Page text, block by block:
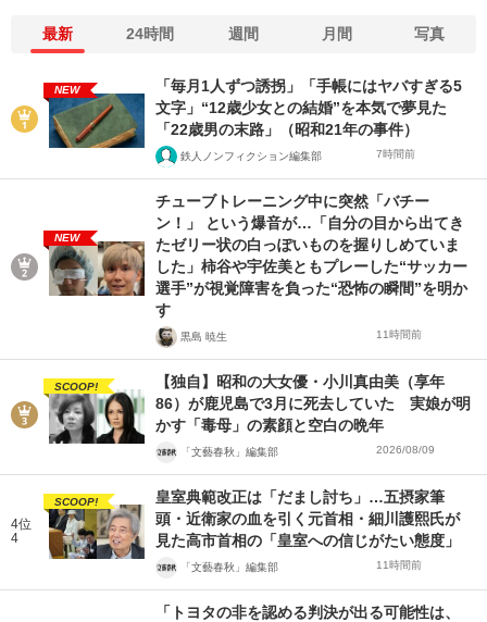
最新 24時間 週間 月間 写真
NEW
「毎月1人ずつ誘拐」「手帳にはヤバすぎる5
文字」“12歳少女との結婚”を本気で夢見た
「22歳男の末路」（昭和21年の事件）
鉄人ノンフィクション編集部 7時間前
NEW
チューブトレーニング中に突然「バチー
ン！」 という爆音が…「自分の目から出てき
たゼリー状の白っぽいものを握りしめていま
した」柿谷や宇佐美ともプレーした“サッカー
選手”が視覚障害を負った“恐怖の瞬間”を明か
す
黒島 暁生 11時間前
SCOOP!
【独自】昭和の大女優・小川真由美（享年
86）が鹿児島で3月に死去していた 実娘が明
かす「毒母」の素顔と空白の晩年
「文藝春秋」編集部 2026/08/09
4位
4
SCOOP!
皇室典範改正は「だまし討ち」…五摂家筆
頭・近衛家の血を引く元首相・細川護熙氏が
見た高市首相の「皇室への信じがたい態度」
「文藝春秋」編集部 11時間前
「トヨタの非を認める判決が出る可能性は、